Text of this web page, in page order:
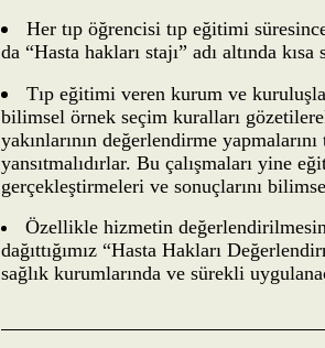
Her tıp öğrencisi tıp eğitimi
da “Hasta hakları stajı” adı altında
Tıp eğitimi veren kurum ve
bilimsel örnek seçim kuralları
yakınlarının değerlendirme
yansıtmalıdırlar. Bu çalışmaları yine
gerçekleştirmeleri ve sonuçlarını
Özellikle hizmetin
dağıttığımız “Hasta Hakları
sağlık kurumlarında ve sürekli